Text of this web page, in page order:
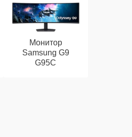
Монитор
Samsung G9
G95C